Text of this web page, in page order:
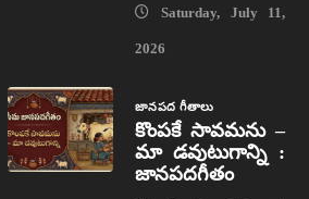
Saturday, July 11,
2026
జానపద గీతాలు
కొంపకే సావమను –
మా డవుటుగాన్ని :
జానపదగీతం